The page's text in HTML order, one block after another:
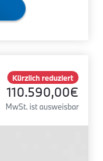
Kürzlich reduziert
110.590,00€
MwSt. ist ausweisbar